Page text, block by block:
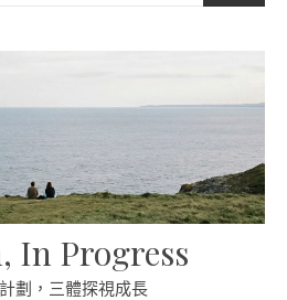
In Progress
劃，三體探視成長